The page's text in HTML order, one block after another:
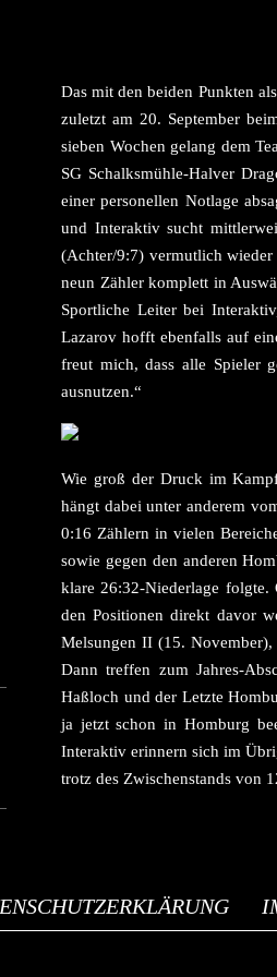
Das mit den beiden Punkten
zuletzt am 20. September
sieben Wochen gelang dem
SG Schalksmühle-Halver
einer personellen Notlage
und Interaktiv sucht
(Achter/9:7) vermutlich wieder
neun Zähler komplett in
Sportliche Leiter bei
Lazarov hofft ebenfalls auf
freut mich, dass alle Spieler
ausnutzen.“
Wie groß der Druck im
hängt dabei unter anderem
0:16 Zählern in vielen
sowie gegen den anderen
klare 26:32-Niederlage
den Positionen direkt davor
Melsungen II (15.
Dann treffen zum Jahres-
Haßloch und der Letzte
ja jetzt schon in Homburg
Interaktiv erinnern sich im
trotz des Zwischenstands von